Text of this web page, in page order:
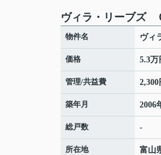
ヴィラ・リーブズ
物件名 ヴィ
価格 5.3万
管理/共益費 2,300
築年月 2006
総戸数 -
所在地 富山